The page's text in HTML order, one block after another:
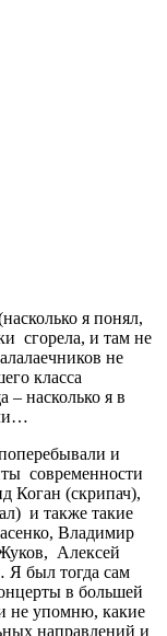
я понял,
сгорела, и там не
не
класса
– насколько я в
и
современности
Коган (скрипач),
и также такие
Владимир
Алексей
Я был тогда сам
в большей
не упомню, какие
направлений и